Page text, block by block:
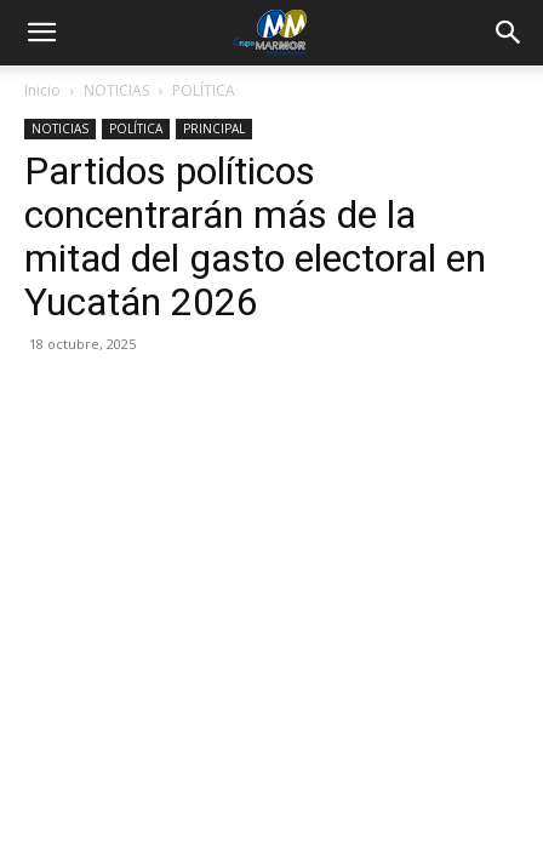
Inicio NOTICIAS POLÍTICA
NOTICIAS POLÍTICA PRINCIPAL
Partidos políticos
concentrarán más de la
mitad del gasto electoral en
Yucatán 2026
18 octubre, 2025